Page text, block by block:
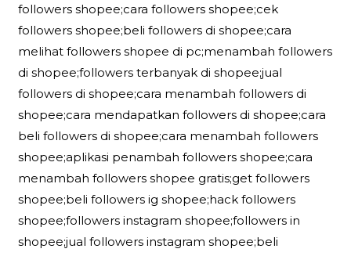
followers shopee;cara followers shopee;cek
followers shopee;beli followers di shopee;cara
melihat followers shopee di pc;menambah followers
di shopee;followers terbanyak di shopee;jual
followers di shopee;cara menambah followers di
shopee;cara mendapatkan followers di shopee;cara
beli followers di shopee;cara menambah followers
shopee;aplikasi penambah followers shopee;cara
menambah followers shopee gratis;get followers
shopee;beli followers ig shopee;hack followers
shopee;followers instagram shopee;followers in
shopee;jual followers instagram shopee;beli